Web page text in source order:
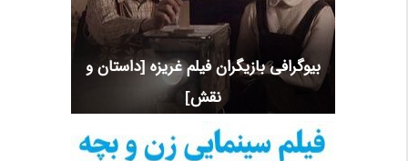
بیوگرافی بازیگران فیلم غریزه [داستان و
نقش]